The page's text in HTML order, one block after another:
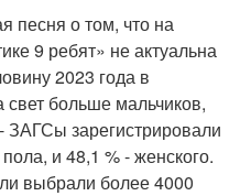
песня о том, что на
9 ребят» не актуальна
2023 года в
больше мальчиков,
ЗАГСы зарегистрировали
и 48,1 % - женского.
выбрали более 4000